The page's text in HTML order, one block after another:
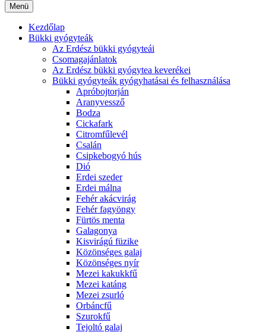
Menü
Kezdőlap
Bükki gyógyteák
Az Erdész bükki gyógyteái
Csomagajánlatok
Az Erdész bükki gyógytea keverékei
Bükki gyógyteák gyógyhatásai és felhasználása
Apróbojtorján
Aranyvessző
Bodza
Cickafark
Citromfűlevél
Csalán
Csipkebogyó hús
Dió
Erdei szeder
Erdei málna
Fehér akácvirág
Fehér fagyöngy
Fürtös menta
Galagonya
Kisvirágú füzike
Közönséges galaj
Közönséges nyír
Mezei kakukkfű
Mezei katáng
Mezei zsurló
Orbáncfű
Szurokfű
Tejoltó galaj